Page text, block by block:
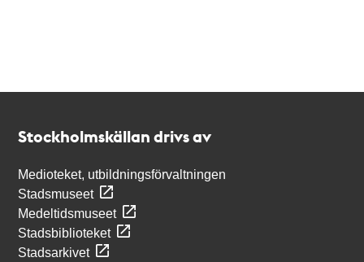
Stockholmskällan drivs av
Medioteket, utbildningsförvaltningen
Stadsmuseet
Medeltidsmuseet
Stadsbiblioteket
Stadsarkivet